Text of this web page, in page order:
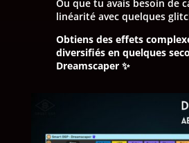
Ou que tu avais besoin de
linéarité avec quelques
Obtiens des effets
diversifiés en quelques
Dreamscaper ✨